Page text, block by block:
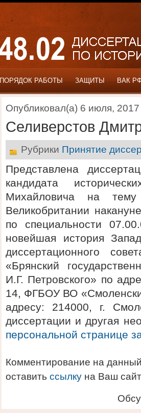
ПОРЯДОК РАБОТЫ ЗАЩИТЫ ВАК
Опубликовал(а) 6 июля,
Селиверстов
Рубрики Принятие
Представлена
кандидата
Михайловича на тему
Великобритании
по специальности
новейшая история
диссертационного
«Брянский
И.Г. Петровского» по
14, ФГБОУ ВО
адресу: 214000, г.
диссертации и другая
персональной странице
Комментирование на
оставить ссылку на Ваш